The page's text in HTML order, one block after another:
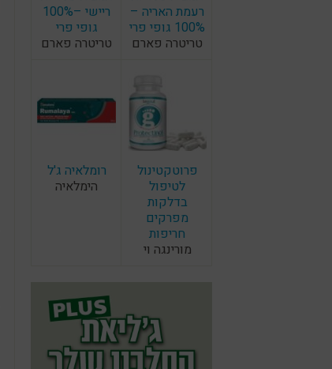
רעמת האריה –
100% גופי פרי
טריטרה פארם
ריישי –100%
גופי פרי
טריטרה פארם
פרוטקטינול
לטיפול
בדלקות
מפרקים
חריפות
מורינגה וי
רומלאיה ג'ל
הימלאיה